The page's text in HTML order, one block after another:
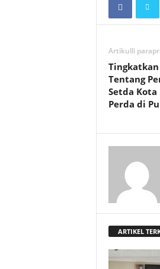
Artikulli
Tentang
Setda Kota
Perda di
ARTIKEL